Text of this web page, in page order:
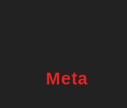
Meta